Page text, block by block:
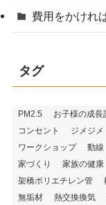
費用をかけれ
タグ
PM2.5 お子様の成長
コンセント
ジメジメ
ワークショップ
動線
家づくり
家族の健康
架橋ポリエチレン管
無垢材
熱交換換気